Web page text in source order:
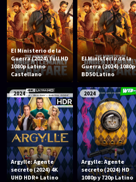
El Ministerio de la
Guerra (2024) Full HD
1080p Latino
Castellano
El Ministerio de la
Guerra (2024) 1080p
BD50 Latino
2024
Argylle: Agente
secreto (2024) 4K
UHD HDR+ Latino
2024
Argylle: Agente
secreto (2024) HD
1080p y 720p Latino